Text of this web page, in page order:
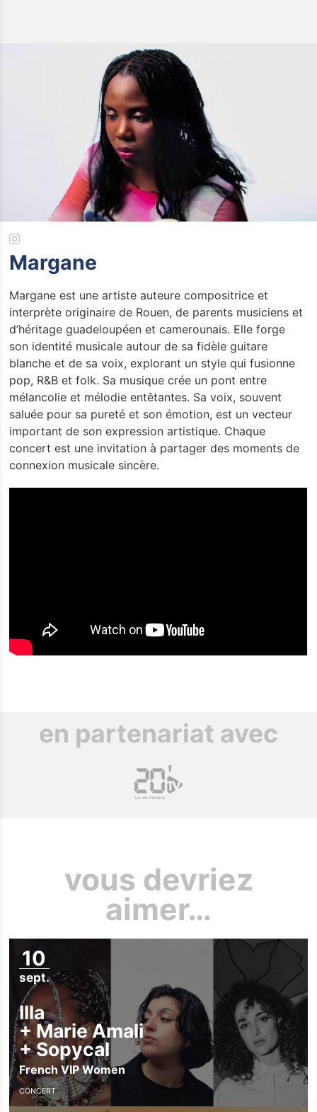
Bars -
Restaurant
Infos pratiques
La Carte des Curiosités
Actualités
Espace pro
Margane
Margane est une artiste auteure compositrice et
interprète originaire de Rouen, de parents musiciens et
d’héritage guadeloupéen et camerounais. Elle forge
son identité musicale autour de sa fidèle guitare
blanche et de sa voix, explorant un style qui fusionne
pop, R&B et folk. Sa musique crée un pont entre
mélancolie et mélodie entêtantes. Sa voix, souvent
saluée pour sa pureté et son émotion, est un vecteur
important de son expression artistique. Chaque
concert est une invitation à partager des moments de
connexion musicale sincère.
en partenariat avec
vous devriez
aimer…
10
sept.
Illa
+Marie Amali
+Sopycal
French VIP Women
CONCERT